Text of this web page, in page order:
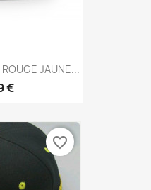
JAUNE...
€
favorite_border